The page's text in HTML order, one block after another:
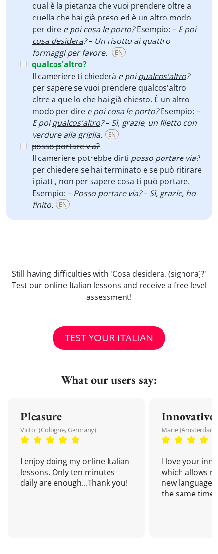
qual è la pietanza che vuoi prendere oltre a
quella che hai già preso ed è un altro modo
per dire e poicosa le porto?Esempio: – E poi
cosa desidera?– Un risotto ai quattro
formaggi per favore.
EN
qualcos'altro?
Il cameriere ti chiederà e poiqualcos'altro?
per sapere se vuoi prendere qualcos'altro
oltre a quello che hai già chiesto. È un altro
modo per dire e poicosa le porto?Esempio: –
E poiqualcos'altro?– Sì, grazie, un filetto con
verdure alla griglia.
EN
posso portare via?
Il cameriere potrebbe dirti posso portare via?
per chiedere se hai terminato e se può ritirare
i piatti, non per sapere cosa ti può portare.
Esempio: – Posso portare via?– Sì, grazie, ho
finito.
EN
Still having difficulties with 'Cosa desidera, (signora)?'
Test our online Italian lessons and receive a free level
assessment!
TEST YOUR ITALIAN
What our users say:
Pleasure
Victor (Cologne, Germany)
I enjoy doing my online Italian
lessons. Only ten minutes
daily are enough...Thank you!
Innovative
Marie
I love your
which allows
new language
the same time!